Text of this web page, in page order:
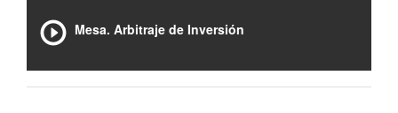
Mesa. Arbitraje de Inversión